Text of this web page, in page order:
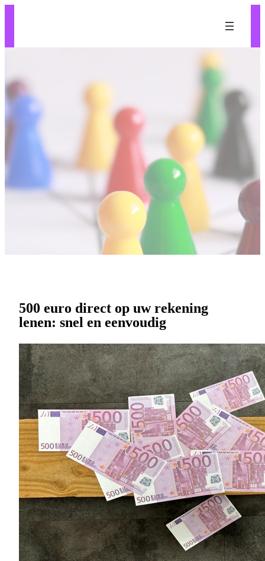
500 euro direct op uw rekening
lenen: snel en eenvoudig